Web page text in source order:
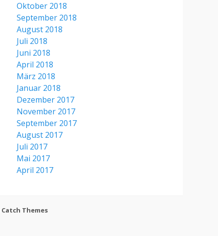
Oktober 2018
September 2018
August 2018
Juli 2018
Juni 2018
April 2018
März 2018
Januar 2018
Dezember 2017
November 2017
September 2017
August 2017
Juli 2017
Mai 2017
April 2017
Catch Themes